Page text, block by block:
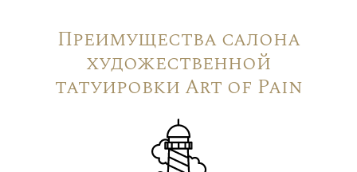
Преимущества салона
художественной
татуировки Art of Pain